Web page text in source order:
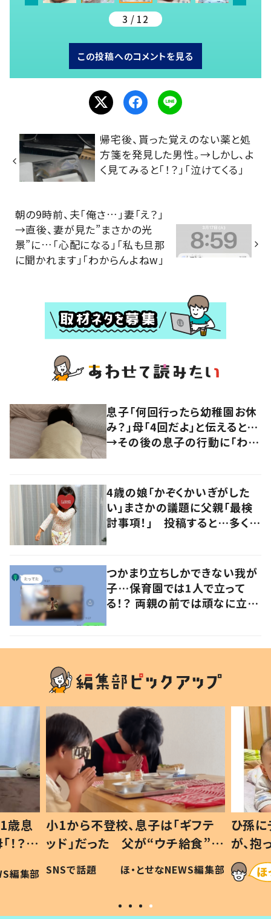
3 / 12
この投稿へのコメントを見る
帰宅後、貰った覚えのない薬と処
方箋を発見した男性。→しかし、よ
く見てみると「！？」「泣けてくる」
朝の9時前、夫「俺さ…」妻「え？」
→直後、妻が見た”まさかの光
景”に…「心配になる」「私も旦那
に聞かれます」「わからんよねw」
息子「何回行ったら幼稚園お休
み？」母「4回だよ」と伝えると…
→その後の息子の行動に「わか
4歳の娘「かぞくかいぎがした
い」まさかの議題に父親「最検
討事項！」 投稿すると…多くの
つかまり立ちしかできない我が
子…保育園では1人で立って
る！？ 両親の前では頑なに立た
歳息
？」
編集部
小1から不登校、息子は「ギフテ
ッド」だった 父が“ウチ給食”を
作り続ける理由とは #令和の親
#令和の子
SNSで話題 ほ・とせなNEWS編集部
ひ孫
が、
「涙が
い」